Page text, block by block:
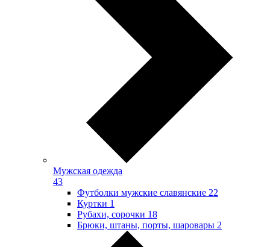
Мужская одежда
43
Футболки мужские славянские 22
Куртки 1
Рубахи, сорочки 18
Брюки, штаны, порты, шаровары 2